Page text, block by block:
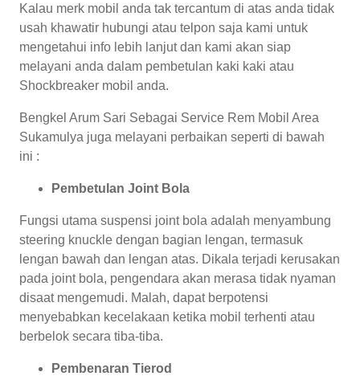
Kalau merk mobil anda tak tercantum di atas anda tidak
usah khawatir hubungi atau telpon saja kami untuk
mengetahui info lebih lanjut dan kami akan siap
melayani anda dalam pembetulan kaki kaki atau
Shockbreaker mobil anda.
Bengkel Arum Sari Sebagai Service Rem Mobil Area
Sukamulya juga melayani perbaikan seperti di bawah
ini :
Pembetulan Joint Bola
Fungsi utama suspensi joint bola adalah menyambung
steering knuckle dengan bagian lengan, termasuk
lengan bawah dan lengan atas. Dikala terjadi kerusakan
pada joint bola, pengendara akan merasa tidak nyaman
disaat mengemudi. Malah, dapat berpotensi
menyebabkan kecelakaan ketika mobil terhenti atau
berbelok secara tiba-tiba.
Pembenaran Tierod